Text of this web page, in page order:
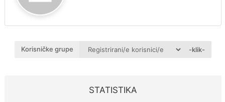
Korisničke grupe -klik-
STATISTIKA